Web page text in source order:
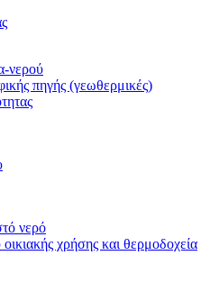
νερού
πηγής (γεωθερμικές)
νερό
χρήσης και θερμοδοχεία